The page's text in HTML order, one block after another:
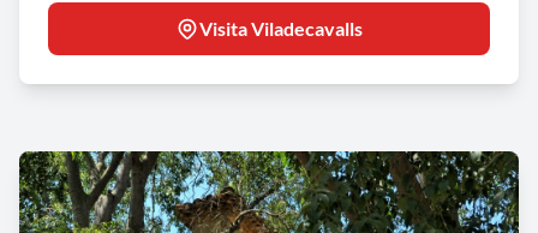
Visita Viladecavalls